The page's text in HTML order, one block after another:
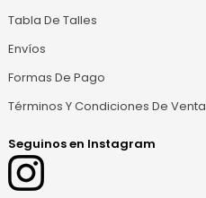
Tabla De Talles
Envíos
Formas De Pago
Términos Y Condiciones De Venta
Seguinos en Instagram